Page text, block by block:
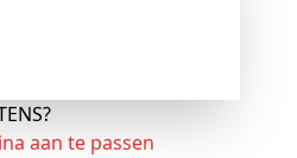
aan te passen